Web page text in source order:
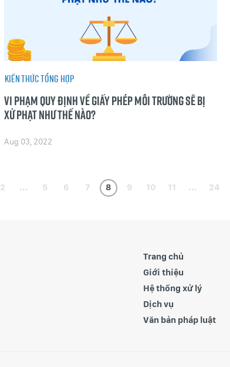
Kiến thức tổng hợp
Vi phạm quy định về giấy phép môi trường sẽ bị
xử phạt như thế nào?
Aug 03, 2022
2 ... 5 6 7 8 9 10 11 ... 24
Trang chủ
Giới thiệu
Hệ thống xử lý
Dịch vụ
Văn bản pháp luật